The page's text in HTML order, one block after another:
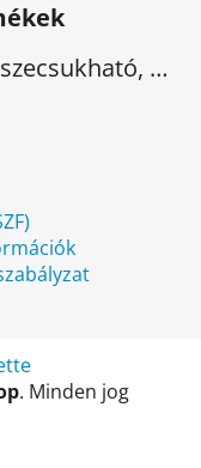
Titan, 150 kg teherbírású, összecsukható, elektromos háromkerekű
. Minden jog